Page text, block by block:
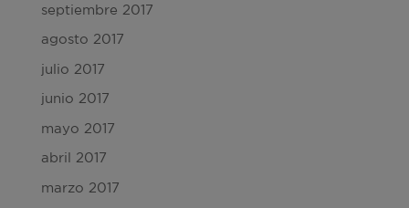
septiembre 2017
agosto 2017
julio 2017
junio 2017
mayo 2017
abril 2017
marzo 2017